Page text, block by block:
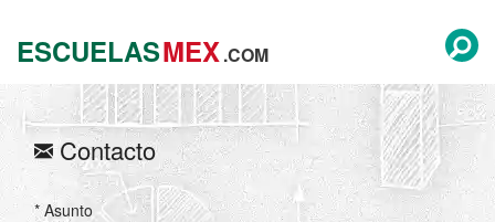
ESCUELASMEX.COM
Contacto
* Asunto